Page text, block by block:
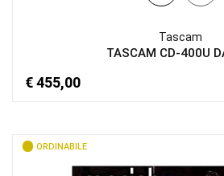
Tascam
TASCAM CD-400U
€ 455,00
ORDINABILE